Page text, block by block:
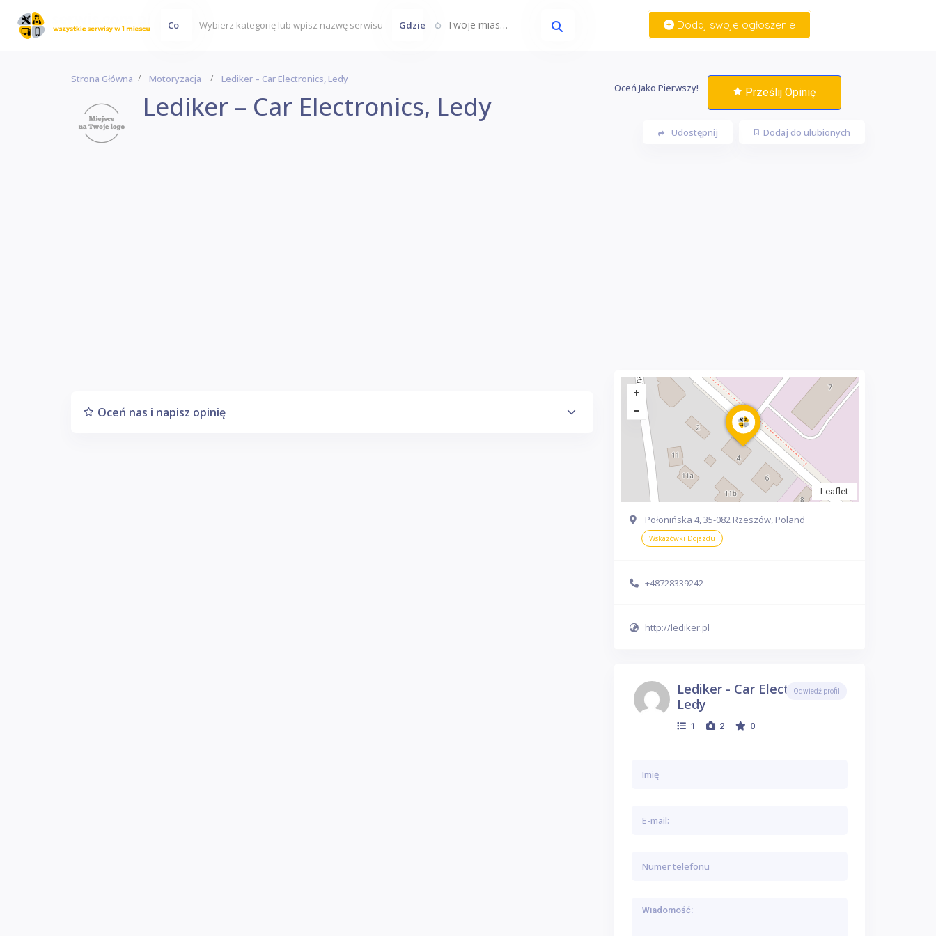
Co Gdzie Twoje miasto... Dodaj swoje ogłoszenie
Strona Główna Motoryzacja Lediker – Car Electronics, Ledy
Lediker – Car Electronics, Ledy
Oceń Jako Pierwszy! Prześlij Opinię
Dodaj do ulubionych
Udostępnij
Oceń nas i napisz opinię
Leaflet
Połonińska 4, 35-082 Rzeszów, Poland
Wskazówki Dojazdu
+48728339242
http://lediker.pl
Lediker - Car Electronics,
Ledy
1 2 0
Odwiedź profil